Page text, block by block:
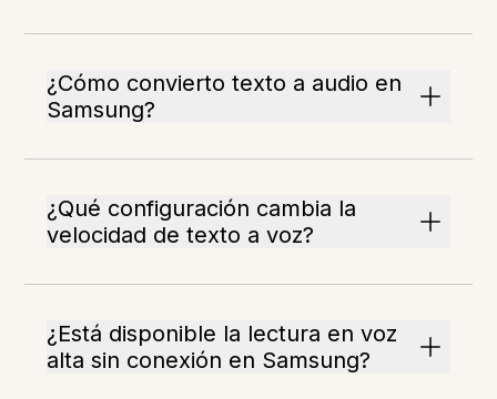
¿Cómo convierto texto a audio en
Samsung?
¿Qué configuración cambia la
velocidad de texto a voz?
¿Está disponible la lectura en voz
alta sin conexión en Samsung?